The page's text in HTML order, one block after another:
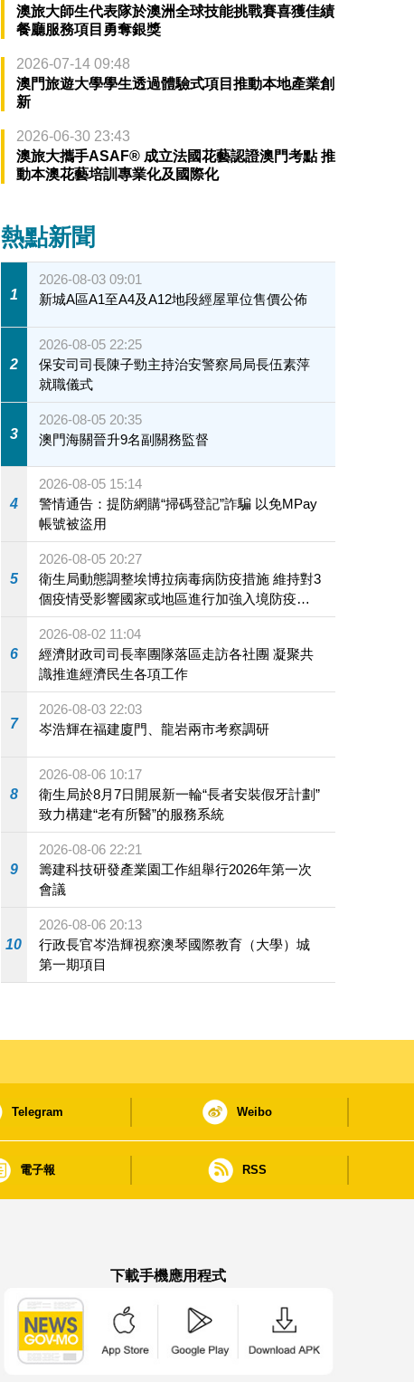
澳旅大師生代表隊於澳洲全球技能挑戰賽喜獲佳績
餐廳服務項目勇奪銀獎
2026-07-14 09:48
澳門旅遊大學學生透過體驗式項目推動本地產業創
新
2026-06-30 23:43
澳旅大攜手ASAF® 成立法國花藝認證澳門考點 推
動本澳花藝培訓專業化及國際化
熱點新聞
1
2026-08-03 09:01
新城A區A1至A4及A12地段經屋單位售價公佈
2
2026-08-05 22:25
保安司司長陳子勁主持治安警察局局長伍素萍
就職儀式
3
2026-08-05 20:35
澳門海關晉升9名副關務監督
4
2026-08-05 15:14
警情通告：提防網購“掃碼登記”詐騙 以免MPay
帳號被盜用
5
2026-08-05 20:27
衛生局動態調整埃博拉病毒病防疫措施 維持對3
個疫情受影響國家或地區進行加強入境防疫措
施
6
2026-08-02 11:04
經濟財政司司長率團隊落區走訪各社團 凝聚共
識推進經濟民生各項工作
7
2026-08-03 22:03
岑浩輝在福建廈門、龍岩兩市考察調研
8
2026-08-06 10:17
衛生局於8月7日開展新一輪“長者安裝假牙計劃”
致力構建“老有所醫”的服務系統
9
2026-08-06 22:21
籌建科技研發產業園工作組舉行2026年第一次
會議
10
2026-08-06 20:13
行政長官岑浩輝視察澳琴國際教育（大學）城
第一期項目
Telegram Weibo
電子報 RSS
下載手機應用程式